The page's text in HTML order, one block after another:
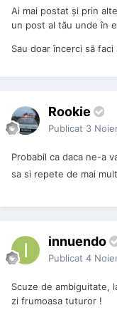
Ai mai postat și prin
un post al tău unde în
Sau doar încerci să faci
Rookie
Publicat 3
Probabil ca daca ne-a
sa si repete de mai
innuendo
Publicat 4
Scuze de ambiguitate,
zi frumoasa tuturor !